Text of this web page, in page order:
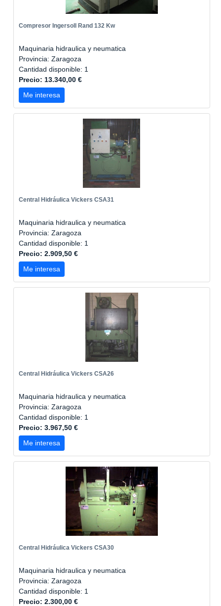
Compresor Ingersoll Rand 132 Kw
Maquinaria hidraulica y neumatica
Provincia: Zaragoza
Cantidad disponible: 1
Precio: 13.340,00 €
Me interesa
Central Hidráulica Vickers CSA31
Maquinaria hidraulica y neumatica
Provincia: Zaragoza
Cantidad disponible: 1
Precio: 2.909,50 €
Me interesa
Central Hidráulica Vickers CSA26
Maquinaria hidraulica y neumatica
Provincia: Zaragoza
Cantidad disponible: 1
Precio: 3.967,50 €
Me interesa
Central Hidráulica Vickers CSA30
Maquinaria hidraulica y neumatica
Provincia: Zaragoza
Cantidad disponible: 1
Precio: 2.300,00 €